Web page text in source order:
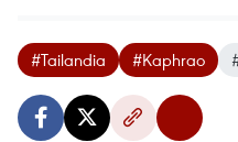
#Tailandia #Kaphrao